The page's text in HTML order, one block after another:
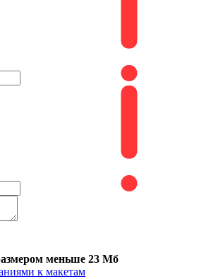
меньше 23 Мб
к макетам